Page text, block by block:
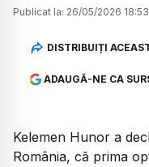
Publicat la: 26/05/2026 18:53
DISTRIBUIȚI
ADAUGĂ-NE CA
Kelemen Hunor a
România, că prima